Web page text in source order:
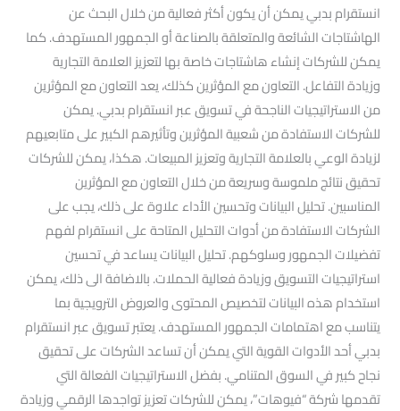
انستقرام بدبي يمكن أن يكون أكثر فعالية من خلال البحث عن
الهاشتاجات الشائعة والمتعلقة بالصناعة أو الجمهور المستهدف. كما
يمكن للشركات إنشاء هاشتاجات خاصة بها لتعزيز العلامة التجارية
وزيادة التفاعل. التعاون مع المؤثرين كذلك، يعد التعاون مع المؤثرين
من الاستراتيجيات الناجحة في تسويق عبر انستقرام بدبي. يمكن
للشركات الاستفادة من شعبية المؤثرين وتأثيرهم الكبير على متابعيهم
لزيادة الوعي بالعلامة التجارية وتعزيز المبيعات. هكذا، يمكن للشركات
تحقيق نتائج ملموسة وسريعة من خلال التعاون مع المؤثرين
المناسبين. تحليل البيانات وتحسين الأداء علاوة على ذلك، يجب على
الشركات الاستفادة من أدوات التحليل المتاحة على انستقرام لفهم
تفضيلات الجمهور وسلوكهم. تحليل البيانات يساعد في تحسين
استراتيجيات التسويق وزيادة فعالية الحملات. بالاضافة الى ذلك، يمكن
استخدام هذه البيانات لتخصيص المحتوى والعروض الترويجية بما
يتناسب مع اهتمامات الجمهور المستهدف. يعتبر تسويق عبر انستقرام
بدبي أحد الأدوات القوية التي يمكن أن تساعد الشركات على تحقيق
نجاح كبير في السوق المتنامي. بفضل الاستراتيجيات الفعالة التي
تقدمها شركة “فيوهات”، يمكن للشركات تعزيز تواجدها الرقمي وزيادة